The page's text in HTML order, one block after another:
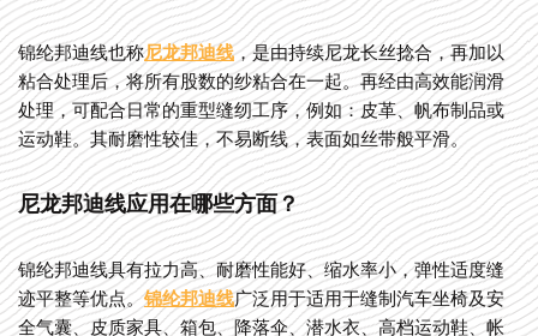
锦纶邦迪线也称尼龙邦迪线，是由持续尼龙长丝捻合，再加以
粘合处理后，将所有股数的纱粘合在一起。再经由高效能润滑
处理，可配合日常的重型缝纫工序，例如：皮革、帆布制品或
运动鞋。其耐磨性较佳，不易断线，表面如丝带般平滑。
尼龙邦迪线应用在哪些方面？
锦纶邦迪线具有拉力高、耐磨性能好、缩水率小，弹性适度缝
迹平整等优点。锦纶邦迪线广泛用于适用于缝制汽车坐椅及安
全气囊、皮质家具、箱包、降落伞、潜水衣、高档运动鞋、帐